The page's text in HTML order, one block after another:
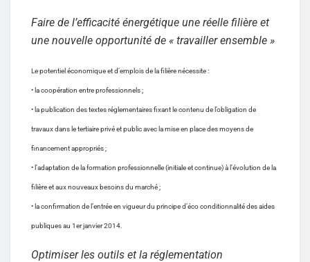
Faire de l’efficacité énergétique une réelle filière et
une nouvelle opportunité de « travailler ensemble »
Le potentiel économique et d’emplois de la filière nécessite :
• la coopération entre professionnels ;
• la publication des textes réglementaires fixant le contenu de l’obligation de
travaux dans le tertiaire privé et public avec la mise en place des moyens de
financement appropriés ;
• l’adaptation de la formation professionnelle (initiale et continue) à l’évolution de la
filière et aux nouveaux besoins du marché ;
• la confirmation de l’entrée en vigueur du principe d’éco conditionnalité des aides
publiques au 1er janvier 2014.
Optimiser les outils et la réglementation